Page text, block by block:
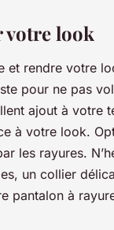
votre look
et rendre votre
pour ne pas
ajout à votre
à votre look.
les rayures.
un collier
pantalon à